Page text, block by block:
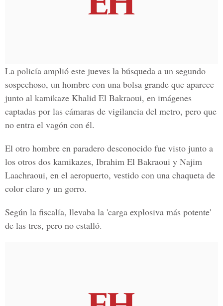
La policía amplió este jueves la búsqueda a un segundo
sospechoso, un hombre con una bolsa grande que aparece
junto al kamikaze Khalid El Bakraoui, en imágenes
captadas por las cámaras de vigilancia del metro, pero que
no entra el vagón con él.
El otro hombre en paradero desconocido fue visto junto a
los otros dos kamikazes, Ibrahim El Bakraoui y Najim
Laachraoui, en el aeropuerto, vestido con una chaqueta de
color claro y un gorro.
Según la fiscalía, llevaba la 'carga explosiva más potente'
de las tres, pero no estalló.